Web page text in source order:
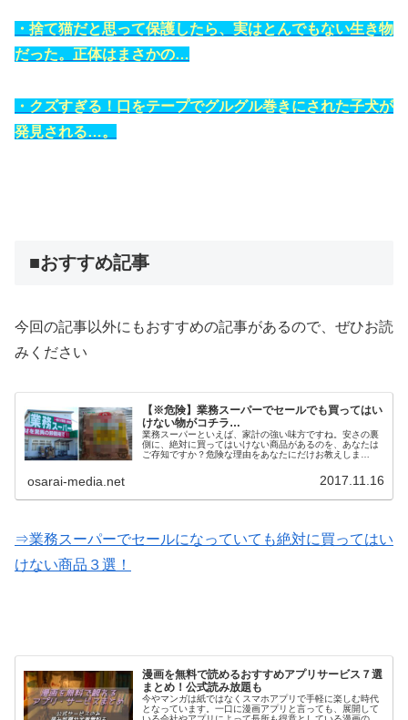
・捨て猫だと思って保護したら、実はとんでもない生き物
だった。正体はまさかの…
・クズすぎる！口をテープでグルグル巻きにされた子犬が
発見される…。
■おすすめ記事
今回の記事以外にもおすすめの記事があるので、ぜひお読
みください
【※危険】業務スーパーでセールでも買ってはい
けない物がコチラ…
業務スーパーといえば、家計の強い味方ですね。安さの裏
側に、絶対に買ってはいけない商品があるのを、あなたは
ご存知ですか？危険な理由をあなたにだけお教えしま
osarai-media.net 2017.11.16
⇒業務スーパーでセールになっていても絶対に買ってはい
けない商品３選！
漫画を無料で読めるおすすめアプリサービス７選
まとめ！公式読み放題も
今やマンガは紙ではなくスマホアプリで手軽に楽しむ時代
となっています。一口に漫画アプリと言っても、展開して